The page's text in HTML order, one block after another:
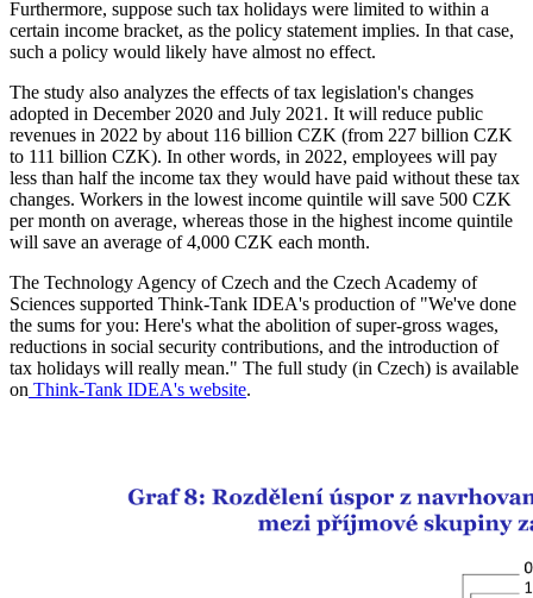
Furthermore, suppose such tax holidays were limited to within a
certain income bracket, as the policy statement implies. In that case,
such a policy would likely have almost no effect.
The study also analyzes the effects of tax legislation's changes
adopted in December 2020 and July 2021. It will reduce public
revenues in 2022 by about 116 billion CZK (from 227 billion CZK
to 111 billion CZK). In other words, in 2022, employees will pay
less than half the income tax they would have paid without these tax
changes. Workers in the lowest income quintile will save 500 CZK
per month on average, whereas those in the highest income quintile
will save an average of 4,000 CZK each month.
The Technology Agency of Czech and the Czech Academy of
Sciences supported Think-Tank IDEA's production of "We've done
the sums for you: Here's what the abolition of super-gross wages,
reductions in social security contributions, and the introduction of
tax holidays will really mean." The full study (in Czech) is available
on Think-Tank IDEA's website.